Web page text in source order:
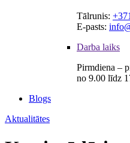
Tālrunis:
E-pasts:
Darba laiks
Pirmdiena –
no 9.00 līdz
Blogs
Aktualitātes